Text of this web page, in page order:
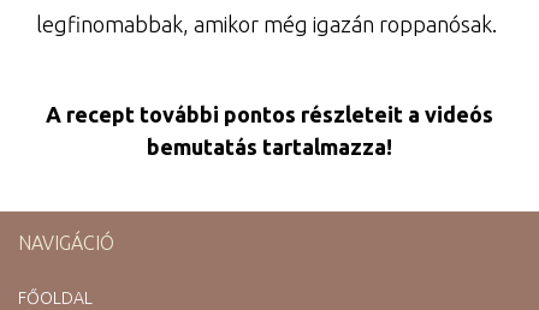
legfinomabbak, amikor még igazán roppanósak.
A recept további pontos részleteit a videós
bemutatás tartalmazza!
NAVIGÁCIÓ
FŐOLDAL